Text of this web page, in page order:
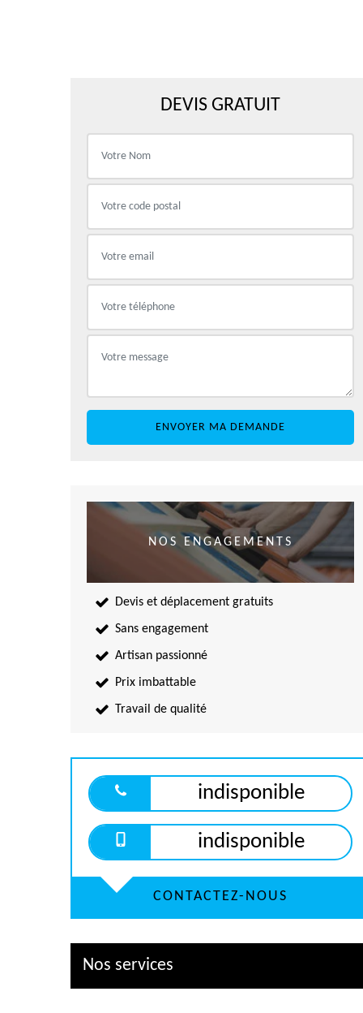
DEVIS GRATUIT
NOS ENGAGEMENTS
Devis et déplacement gratuits
Sans engagement
Artisan passionné
Prix imbattable
Travail de qualité
indisponible
indisponible
CONTACTEZ-NOUS
Nos services